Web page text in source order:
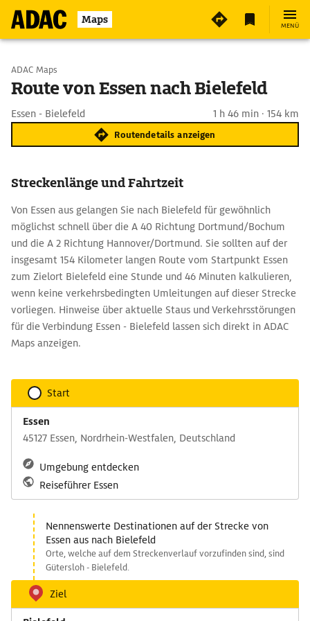
Maps MENÜ
Start wählen
ADAC Maps
Route von Essen nach Bielefeld
Essen - Bielefeld 1 h 46 min · 154 km
Routendetails anzeigen
Streckenlänge und Fahrtzeit
Von Essen aus gelangen Sie nach Bielefeld für gewöhnlich
möglichst schnell über die A 40 Richtung Dortmund/Bochum
und die A 2 Richtung Hannover/Dortmund. Sie sollten auf der
insgesamt 154 Kilometer langen Route vom Startpunkt Essen
zum Zielort Bielefeld eine Stunde und 46 Minuten kalkulieren,
wenn keine verkehrsbedingten Umleitungen auf dieser Strecke
vorliegen. Hinweise über aktuelle Staus und Verkehrsstörungen
für die Verbindung Essen - Bielefeld lassen sich direkt in ADAC
Maps anzeigen.
Start
Essen
45127 Essen, Nordrhein-Westfalen, Deutschland
Umgebung entdecken
Reiseführer Essen
Nennenswerte Destinationen auf der Strecke von
Essen aus nach Bielefeld
Orte, welche auf dem Streckenverlauf vorzufinden sind, sind
Gütersloh - Bielefeld.
Ziel